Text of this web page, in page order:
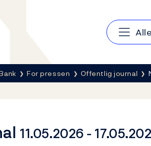
For pressen Offentlig journal
11.05.2026 -